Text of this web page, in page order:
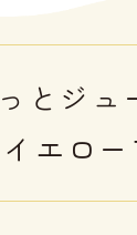
とジュ
エロー